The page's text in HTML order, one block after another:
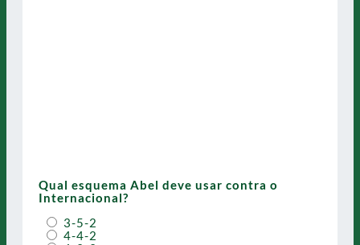
Qual esquema Abel deve usar contra o
Internacional?
3-5-2
4-4-2